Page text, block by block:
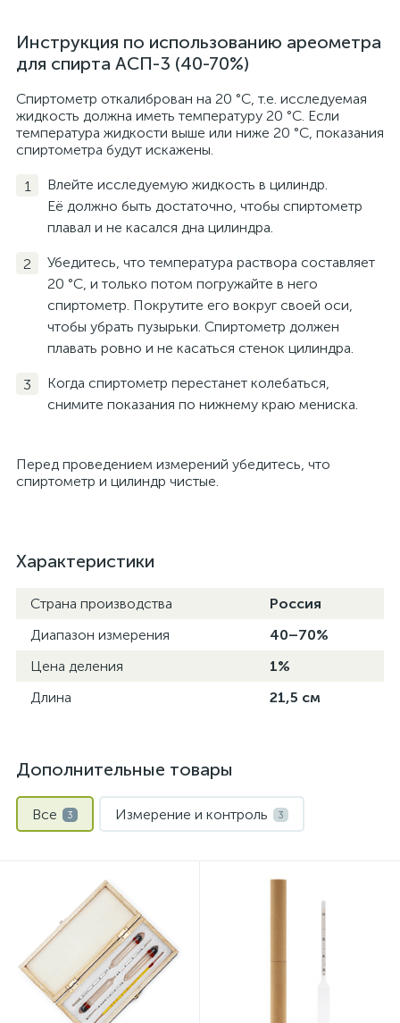
Инструкция по использованию ареометра
для спирта АСП-3 (40-70%)
Спиртометр откалиброван на 20 °С, т.е. исследуемая
жидкость должна иметь температуру 20 °С. Если
температура жидкости выше или ниже 20 °С, показания
спиртометра будут искажены.
Влейте исследуемую жидкость в цилиндр.
Её должно быть достаточно, чтобы спиртометр
плавал и не касался дна цилиндра.
Убедитесь, что температура раствора составляет
20 °C, и только потом погружайте в него
спиртометр. Покрутите его вокруг своей оси,
чтобы убрать пузырьки. Спиртометр должен
плавать ровно и не касаться стенок цилиндра.
Когда спиртометр перестанет колебаться,
снимите показания по нижнему краю мениска.
Перед проведением измерений убедитесь, что
спиртометр и цилиндр чистые.
Характеристики
Страна производства
Россия
Диапазон измерения
40–70%
Цена деления
1%
Длина
21,5 см
Дополнительные товары
Все 3 Измерение и контроль 3